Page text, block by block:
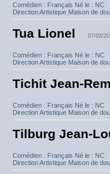
Comédien : Français Né le :
Direction Artistique Maison de
Tua Lionel 07/03/
Comédien : Français Né le :
Direction Artistique Maison de
Tichit Jean-
Comédien : Français Né le :
Direction Artistique Maison de
Tilburg Jean-
Comédien : Français Né le :
Direction Artistique Maison de